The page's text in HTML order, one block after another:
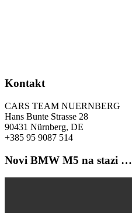
Kontakt
CARS TEAM NUERNBERG
Hans Bunte Strasse 28
90431 Nürnberg, DE
+385 95 9087 514
Novi BMW M5 na stazi …